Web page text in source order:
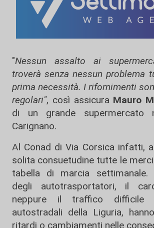
"Nessun assalto ai
troverà senza nessun problema
prima necessità. I rifornimenti
regolari", così assicura Mauro
di un grande supermercato
Carignano.
Al Conad di Via Corsica infatti,
solita consuetudine tutte le
tabella di marcia settimanale.
degli autotrasportatori, il
neppure il traffico difficile
autostradali della Liguria,
ritardi o cambiamenti nelle